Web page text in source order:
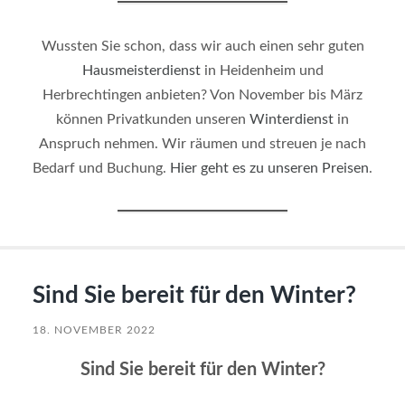
Wussten Sie schon, dass wir auch einen sehr guten
Hausmeisterdienst in Heidenheim und
Herbrechtingen anbieten? Von November bis März
können Privatkunden unseren Winterdienst in
Anspruch nehmen. Wir räumen und streuen je nach
Bedarf und Buchung. Hier geht es zu unseren Preisen.
Sind Sie bereit für den Winter?
18. NOVEMBER 2022
Sind Sie bereit für den Winter?